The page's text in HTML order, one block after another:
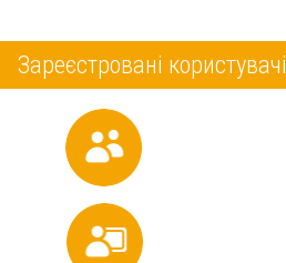
Зареєстровані користувачі